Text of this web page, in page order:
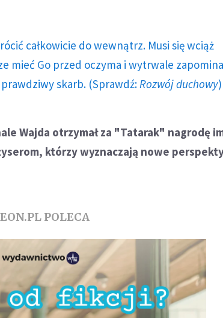
całkowicie do wewnątrz. Musi się wciąż
mieć Go przed oczyma i wytrwale
skarb. (Sprawdź: Rozwój duchowy)
Wajda otrzymał za "Tatarak" nagrodę
którzy wyznaczają nowe
POLECA